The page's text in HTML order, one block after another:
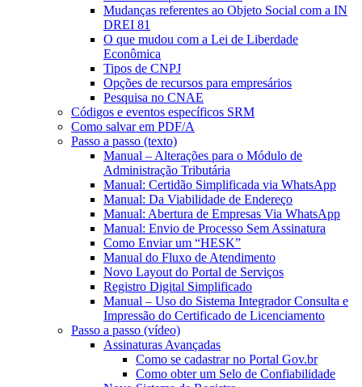
Mudanças referentes ao Objeto Social com a IN
DREI 81
O que mudou com a Lei de Liberdade
Econômica
Tipos de CNPJ
Opções de recursos para empresários
Pesquisa no CNAE
Códigos e eventos específicos SRM
Como salvar em PDF/A
Passo a passo (texto)
Manual – Alterações para o Módulo de
Administração Tributária
Manual: Certidão Simplificada via WhatsApp
Manual: Da Viabilidade de Endereço
Manual: Abertura de Empresas Via WhatsApp
Manual: Envio de Processo Sem Assinatura
Como Enviar um “HESK”
Manual do Fluxo de Atendimento
Novo Layout do Portal de Serviços
Registro Digital Simplificado
Manual – Uso do Sistema Integrador Consulta e
Impressão do Certificado de Licenciamento
Passo a passo (vídeo)
Assinaturas Avançadas
Como se cadastrar no Portal Gov.br
Como obter um Selo de Confiabilidade